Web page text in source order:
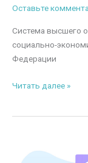
Оставьте
Система высшего
социально-
Федерации
Система
ресурс
Читать далее »